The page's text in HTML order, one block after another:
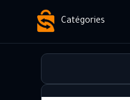
Catégories